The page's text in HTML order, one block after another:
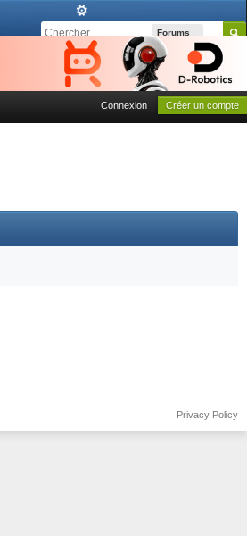
Forums
Connexion Créer un compte
Privacy Policy